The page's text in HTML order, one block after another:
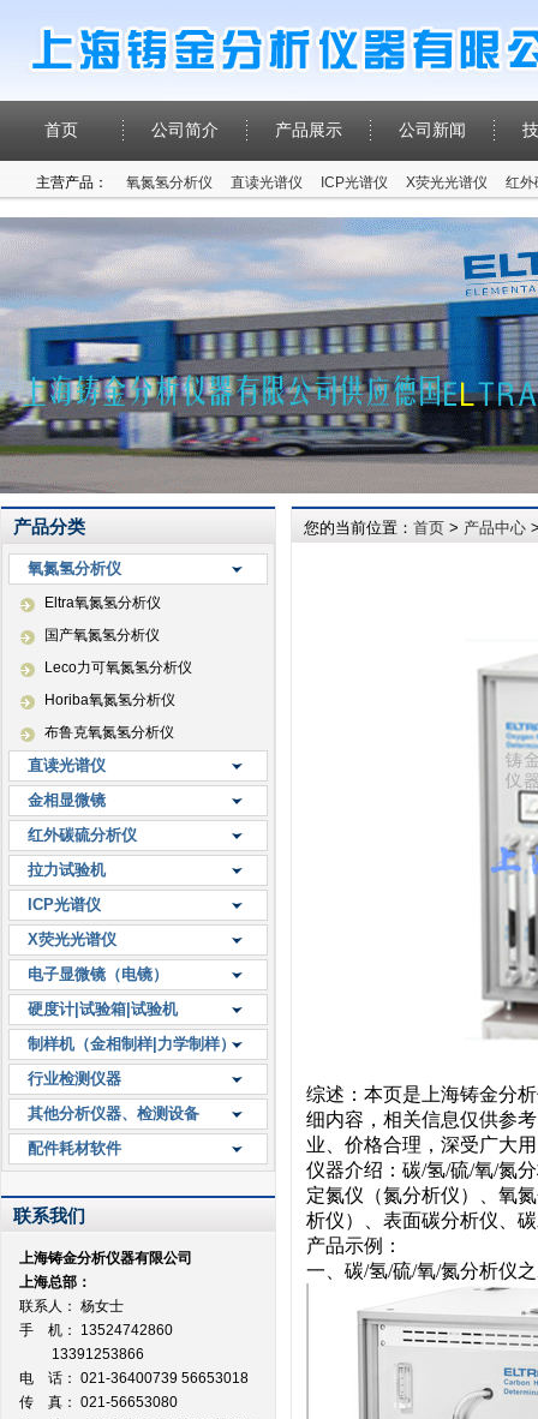
首页 公司简介 产品展示 公司新闻
主营产品： 氧氮氢分析仪 直读光谱仪 ICP光谱仪 X荧光光谱仪 红外
产品分类
氧氮氢分析仪
Eltra氧氮氢分析仪
国产氧氮氢分析仪
Leco力可氧氮氢分析仪
Horiba氧氮氢分析仪
布鲁克氧氮氢分析仪
直读光谱仪
金相显微镜
红外碳硫分析仪
拉力试验机
ICP光谱仪
X荧光光谱仪
电子显微镜（电镜）
硬度计|试验箱|试验机
制样机（金相制样|力学制样）
行业检测仪器
其他分析仪器、检测设备
配件耗材软件
联系我们
上海铸金分析仪器有限公司
上海总部：
联系人： 杨女士
手 机： 13524742860
13391253866
电 话： 021-36400739 56653018
传 真： 021-56653080
您的当前位置： 首页 > 产品中心
综述：本页是上海铸金分
细内容，相关信息仅供参
业、价格合理，深受广大
仪器介绍：碳/氢/硫/氧/氮
定氮仪（氮分析仪）、氧
析仪）、表面碳分析仪、
产品示例：
一、碳/氢/硫/氧/氮分析仪